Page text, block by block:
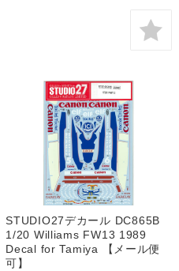
STUDIO27デカール DC865B
1/20 Williams FW13 1989
Decal for Tamiya 【メール便
可】